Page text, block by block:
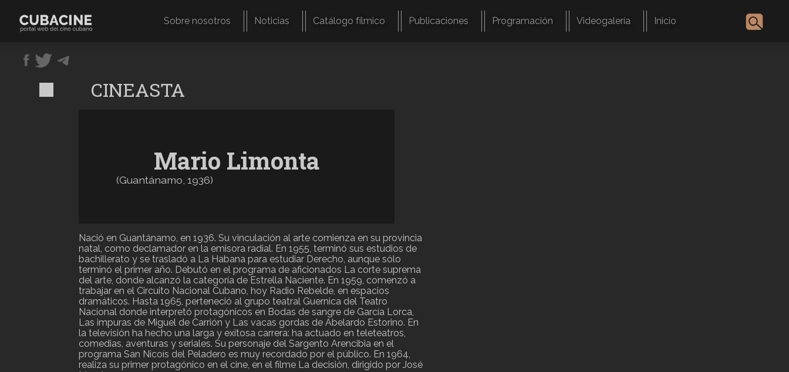
contenido
Navegación
Sobre nosotros Noticias Catálogo fílmico Publicaciones Programación Videogalería Inicio
CINEASTA
Mario Limonta
(Guantánamo ,1936)
Nació en Guantánamo, en 1936. Su vinculación al arte comienza en su provincia
natal, como declamador en la emisora radial. En 1955, terminó sus estudios de
bachillerato y se trasladó a La Habana para estudiar Derecho, aunque sólo
terminó el primer año. Debutó en el programa de aficionados La corte suprema
del arte, donde alcanzó la categoría de Estrella Naciente. En 1959, comenzó a
trabajar en el Circuito Nacional Cubano, hoy Radio Rebelde, en espacios
dramáticos. Hasta 1965, perteneció al grupo teatral Guernica del Teatro
Nacional donde interpretó protagónicos en Bodas de sangre de García Lorca,
Las impuras de Miguel de Carrión y Las vacas gordas de Abelardo Estorino. En
la televisión ha hecho una larga y exitosa carrera: ha actuado en teleteatros,
comedias, aventuras y seriales. Su personaje del Sargento Arencibia en el
programa San Nicoís del Peladero es muy recordado por el público. En 1964,
realiza su primer protagónico en el cine, en el filme La decisión, dirigido por José